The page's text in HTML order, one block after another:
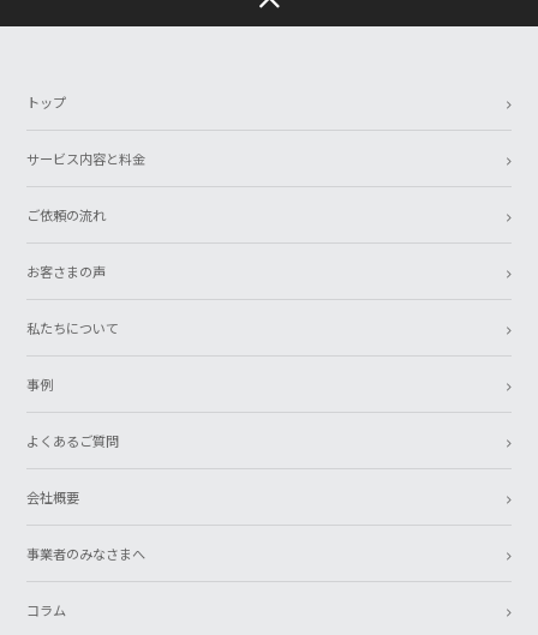
トップ
サービス内容と料金
ご依頼の流れ
お客さまの声
私たちについて
事例
よくあるご質問
会社概要
事業者のみなさまへ
コラム